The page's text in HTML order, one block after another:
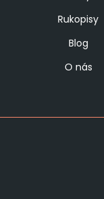
Rukopisy
Blog
O nás